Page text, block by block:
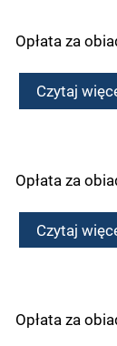
Opłata za
Czytaj
Opłata za
Czytaj
Opłata za